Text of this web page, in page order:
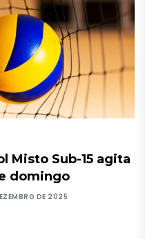
Misto Sub-15 agita
domingo
DE 2025